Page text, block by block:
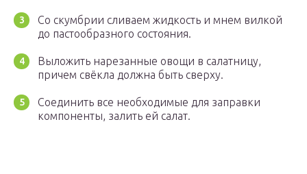
Со скумбрии сливаем жидкость и мнем вилкой
до пастообразного состояния.
Выложить нарезанные овощи в салатницу,
причем свёкла должна быть сверху.
Соединить все необходимые для заправки
компоненты, залить ей салат.